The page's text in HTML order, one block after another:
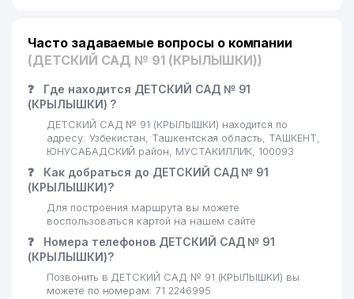
Часто задаваемые вопросы о компании
(ДЕТСКИЙ САД № 91 (КРЫЛЫШКИ))
❓
Где находится ДЕТСКИЙ САД № 91
(КРЫЛЫШКИ) ?
ДЕТСКИЙ САД № 91 (КРЫЛЫШКИ) находится по
адресу: Узбекистан, Ташкентская область, ТАШКЕНТ,
ЮНУСАБАДСКИЙ район, МУСТАКИЛЛИК, 100093
❓
Как добраться до ДЕТСКИЙ САД № 91
(КРЫЛЫШКИ)?
Для построения маршрута вы можете
воспользоваться картой на нашем сайте
❓
Номера телефонов ДЕТСКИЙ САД № 91
(КРЫЛЫШКИ)?
Позвонить в ДЕТСКИЙ САД № 91 (КРЫЛЫШКИ) вы
можете по номерам: 71 2246995